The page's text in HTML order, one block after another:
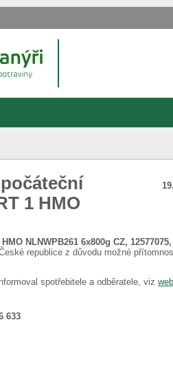
1 HMO
NLNWPB261 6x800g CZ,
republice z důvodu možné
spotřebitele a odběratele, viz
633